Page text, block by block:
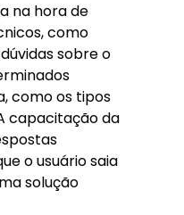
na hora de
como
sobre o
como os tipos
capacitação da
o usuário saia
solução